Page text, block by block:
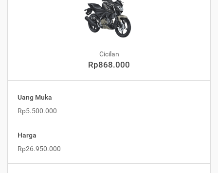
Cicilan
Rp868.000
Uang Muka
Rp5.500.000
Harga
Rp26.950.000